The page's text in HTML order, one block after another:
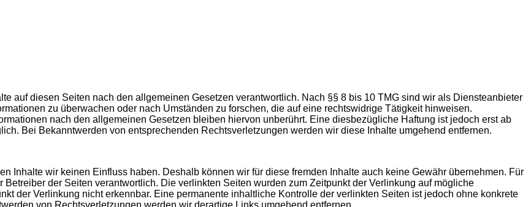
auf diesen Seiten nach den allgemeinen Gesetzen verantwortlich. Nach §§ 8 bis 10 TMG sind wir als Diensteanbieter
zu überwachen oder nach Umständen zu forschen, die auf eine rechtswidrige Tätigkeit hinweisen.
nach den allgemeinen Gesetzen bleiben hiervon unberührt. Eine diesbezügliche Haftung ist jedoch erst ab
Bei Bekanntwerden von entsprechenden Rechtsverletzungen werden wir diese Inhalte umgehend entfernen.
Inhalte wir keinen Einfluss haben. Deshalb können wir für diese fremden Inhalte auch keine Gewähr übernehmen. Für
der Seiten verantwortlich. Die verlinkten Seiten wurden zum Zeitpunkt der Verlinkung auf mögliche
der Verlinkung nicht erkennbar. Eine permanente inhaltliche Kontrolle der verlinkten Seiten ist jedoch ohne konkrete